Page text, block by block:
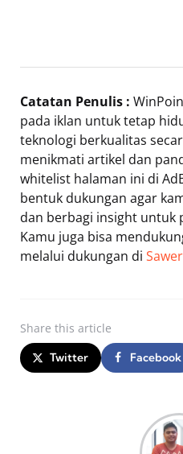
Catatan Penulis :
pada iklan untuk tetap
teknologi berkualitas
menikmati artikel dan
whitelist halaman ini di
bentuk dukungan agar
dan berbagi insight untuk
Kamu juga bisa
melalui dukungan di
Share this article
Twitter Facebook